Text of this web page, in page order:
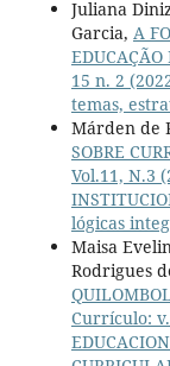
Juliana
Garcia, A
15 n. 2
temas,
Márden de
SOBRE
Vol.11, N.3
lógicas
Maisa
Rodrigues
Currículo: v.